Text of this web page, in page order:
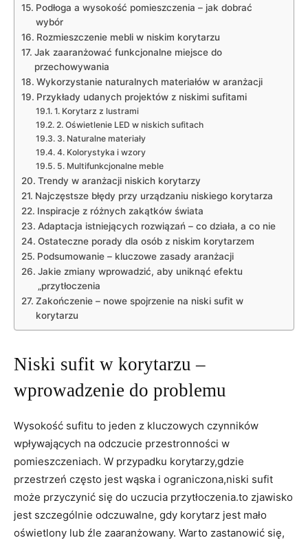
Podłoga a wysokość pomieszczenia – jak dobrać
wybór
Rozmieszczenie mebli w niskim korytarzu
Jak zaaranżować funkcjonalne miejsce do
przechowywania
Wykorzystanie naturalnych materiałów w aranżacji
Przykłady udanych projektów z niskimi sufitami
1. Korytarz z lustrami
2. Oświetlenie LED w niskich sufitach
3. Naturalne materiały
4. Kolorystyka i wzory
5. Multifunkcjonalne meble
Trendy w aranżacji niskich korytarzy
Najczęstsze błędy przy urządzaniu niskiego korytarza
Inspiracje z różnych zakątków świata
Adaptacja istniejących rozwiązań – co działa, a co nie
Ostateczne porady dla osób z niskim korytarzem
Podsumowanie – kluczowe zasady aranżacji
Jakie zmiany wprowadzić, aby uniknąć efektu
„przytłoczenia
Zakończenie – nowe spojrzenie na niski sufit w
korytarzu
Niski sufit w korytarzu –
wprowadzenie do problemu
Wysokość sufitu to jeden z kluczowych czynników
wpływających na odczucie przestronności w
pomieszczeniach. W przypadku korytarzy,gdzie
przestrzeń często jest wąska i ograniczona,niski sufit
może przyczynić się do uczucia przytłoczenia.to zjawisko
jest szczególnie odczuwalne, gdy korytarz jest mało
oświetlony lub źle zaaranżowany. Warto zastanowić się,